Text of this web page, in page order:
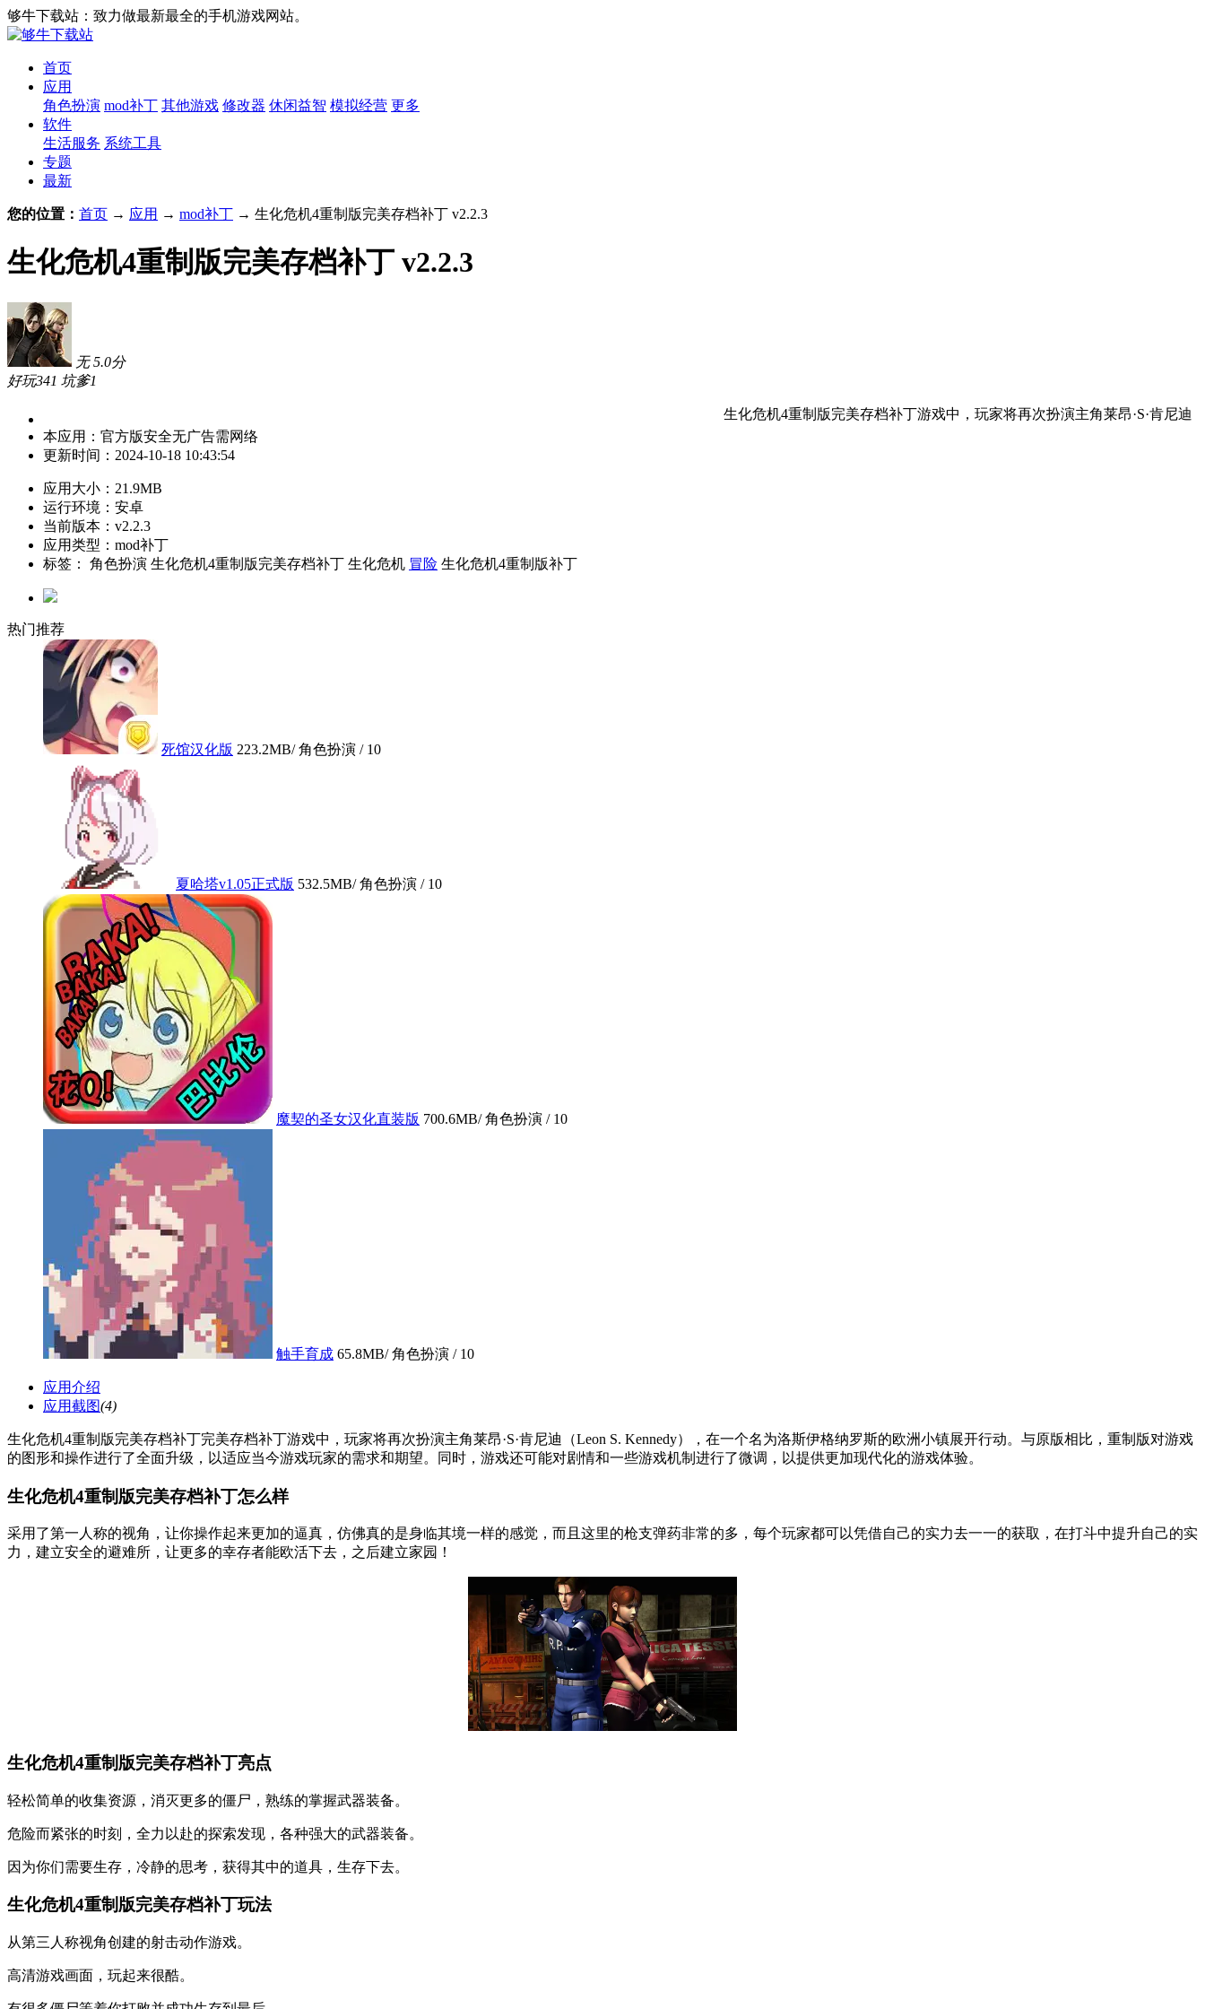
够牛下载站：致力做最新最全的手机游戏网站。
首页
应用
角色扮演 mod补丁 其他游戏 修改器 休闲益智 模拟经营 更多
软件
生活服务 系统工具
专题
最新
您的位置： 首页 → 应用 → mod补丁 → 生化危机4重制版完美存档补丁 v2.2.3
生化危机4重制版完美存档补丁 v2.2.3
无 5.0分
好玩341 坑爹1
生化危机4重制版完美存档补丁游戏中，玩家将再次扮演主角莱昂·S·肯尼迪（Leon
本应用： 官方版安全无广告需网络
更新时间： 2024-10-18 10:43:54
应用大小： 21.9MB
运行环境： 安卓
当前版本： v2.2.3
应用类型：mod补丁
标签： 角色扮演 生化危机4重制版完美存档补丁 生化危机 冒险 生化危机4重制版补丁
热门推荐
死馆汉化版 223.2MB/ 角色扮演 / 10
夏哈塔v1.05正式版 532.5MB/ 角色扮演 / 10
魔契的圣女汉化直装版 700.6MB/ 角色扮演 / 10
触手育成 65.8MB/ 角色扮演 / 10
应用介绍
应用截图(4)
生化危机4重制版完美存档补丁完美存档补丁游戏中，玩家将再次扮演主角莱昂·S·肯尼迪（Leon S. Kennedy），在一个名为洛斯伊格纳罗斯的欧洲小镇展开行动。与原版相比，重制版对游戏
的图形和操作进行了全面升级，以适应当今游戏玩家的需求和期望。同时，游戏还可能对剧情和一些游戏机制进行了微调，以提供更加现代化的游戏体验。
生化危机4重制版完美存档补丁怎么样
采用了第一人称的视角，让你操作起来更加的逼真，仿佛真的是身临其境一样的感觉，而且这里的枪支弹药非常的多，每个玩家都可以凭借自己的实力去一一的获取，在打斗中提升自己的实
力，建立安全的避难所，让更多的幸存者能欧活下去，之后建立家园！
生化危机4重制版完美存档补丁亮点
轻松简单的收集资源，消灭更多的僵尸，熟练的掌握武器装备。
危险而紧张的时刻，全力以赴的探索发现，各种强大的武器装备。
因为你们需要生存，冷静的思考，获得其中的道具，生存下去。
生化危机4重制版完美存档补丁玩法
从第三人称视角创建的射击动作游戏。
高清游戏画面，玩起来很酷。